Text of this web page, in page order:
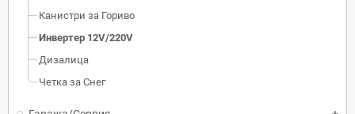
Канистри за Гориво
Инвертер 12V/220V
Дизалица
Четка за Снег